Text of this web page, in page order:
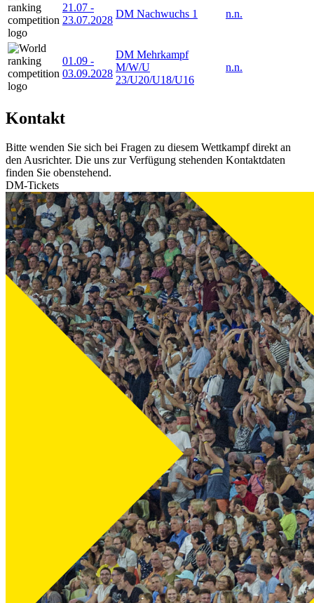
21.07 -
23.07.2028
DM Nachwuchs 1 n.n.
01.09 -
03.09.2028
DM Mehrkampf
M/W/U
23/U20/U18/U16
n.n.
Kontakt
Bitte wenden Sie sich bei Fragen zu diesem Wettkampf direkt an
den Ausrichter. Die uns zur Verfügung stehenden Kontaktdaten
finden Sie obenstehend.
DM-Tickets